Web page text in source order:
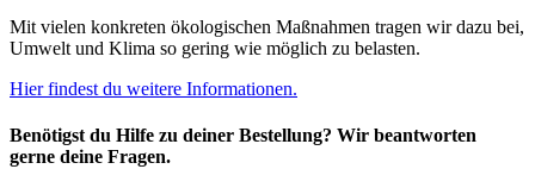
Mit vielen konkreten ökologischen Maßnahmen tragen wir dazu bei,
Umwelt und Klima so gering wie möglich zu belasten.
Hier findest du weitere Informationen.
Benötigst du Hilfe zu deiner Bestellung? Wir beantworten
gerne deine Fragen.